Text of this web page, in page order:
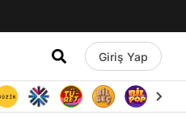
Giriş Yap